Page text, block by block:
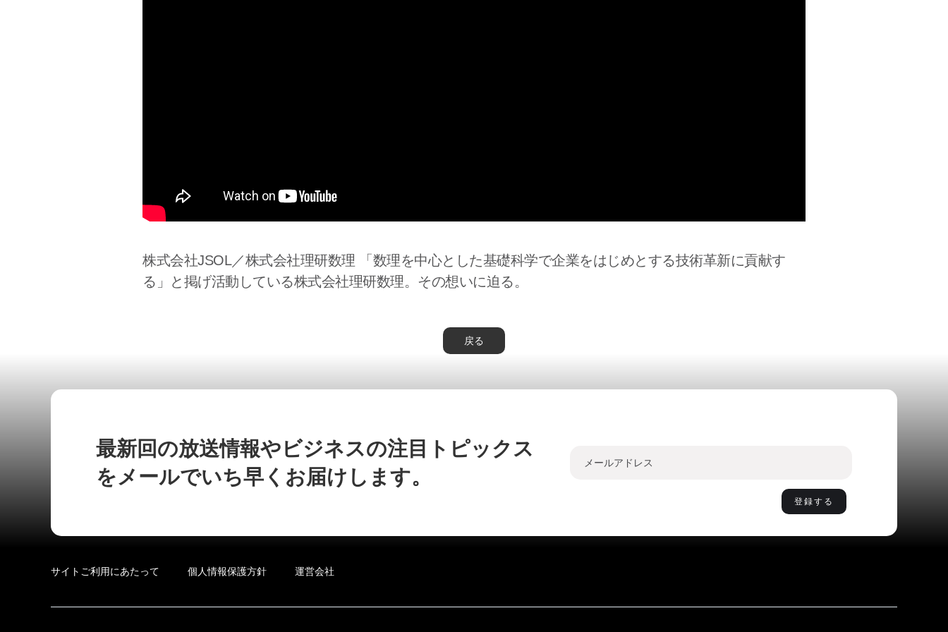
株式会社JSOL／株式会社理研数理 「数理を中心とした基礎科学で企業をはじめとする技術革新に貢献す
る」と掲げ活動している株式会社理研数理。その想いに迫る。
戻る
最新回の放送情報やビジネスの注目トピックス
をメールでいち早くお届けします。
サイトご利用にあたって 個人情報保護方針 運営会社